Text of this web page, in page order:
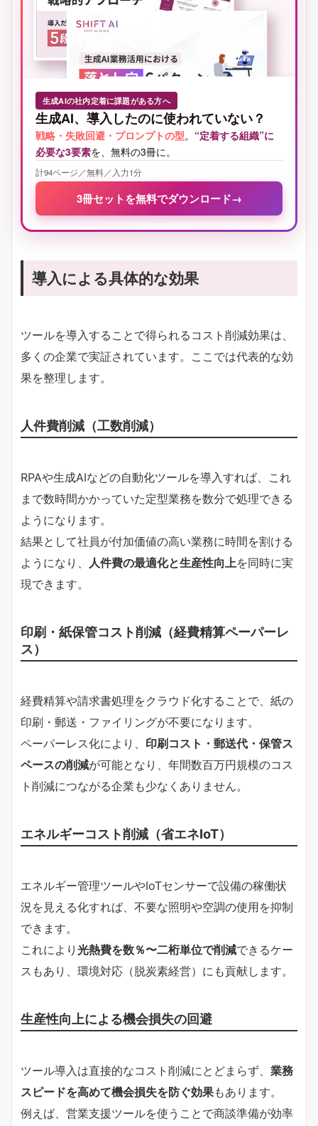
生成AIの社内定着に課題がある方へ
生成AI、導入したのに使われていない？
戦略・失敗回避・プロンプトの型。 “定着する組織”に
必要な3要素を、無料の3冊に。
計94ページ／無料／入力1分
3冊セットを無料でダウンロード→
導入による具体的な効果
ツールを導入することで得られるコスト削減効果は、
多くの企業で実証されています。ここでは代表的な効
果を整理します。
人件費削減（工数削減）
RPAや生成AIなどの自動化ツールを導入すれば、これ
まで数時間かかっていた定型業務を数分で処理できる
ようになります。
結果として社員が付加価値の高い業務に時間を割ける
ようになり、
人件費の最適化と生産性向上を同時に実
現できます。
印刷・紙保管コスト削減（経費精算ペーパーレ
ス）
経費精算や請求書処理をクラウド化することで、紙の
印刷・郵送・ファイリングが不要になります。
ペーパーレス化により、 印刷コスト・郵送代・保管ス
ペースの削減が可能となり、年間数百万円規模のコス
ト削減につながる企業も少なくありません。
エネルギーコスト削減（省エネIoT）
エネルギー管理ツールやIoTセンサーで設備の稼働状
況を見える化すれば、不要な照明や空調の使用を抑制
できます。
これにより 光熱費を数％〜二桁単位で削減できるケー
スもあり、環境対応（脱炭素経営）にも貢献します。
生産性向上による機会損失の回避
ツール導入は直接的なコスト削減にとどまらず、 業務
スピードを高めて機会損失を防ぐ効果もあります。
例えば、営業支援ツールを使うことで商談準備が効率